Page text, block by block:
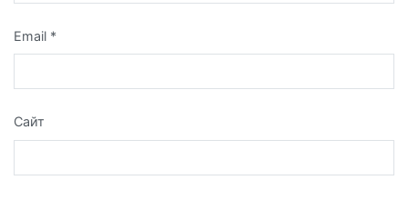
Email *
Сайт